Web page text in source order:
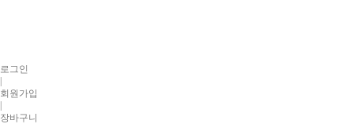
로그인
|
회원가입
|
장바구니